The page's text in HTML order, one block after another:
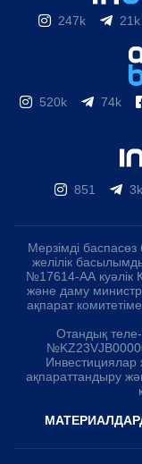
247k 21k
520k 74k
851 3k
Мерзімді
желілік
№17614-АА куәлік
және даму
ақпарат
Отандық
Инвестициялар
ақпараттандыру